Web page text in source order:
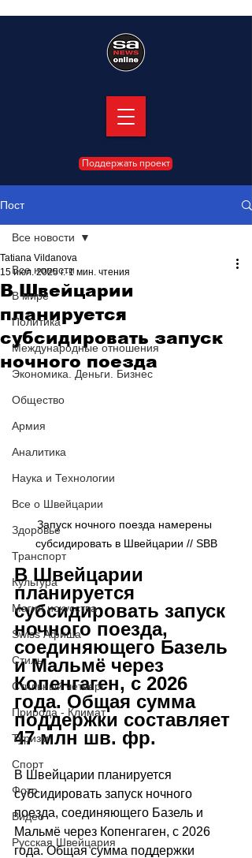
Поддержать проект
Пост
Все новости
В мире
Политика
Международные отношения
Экономика. Деньги. Бизнес
Общество
Армия
Аналитика
Наука и Технологии
Все о Швейцарии
Здоровье
Транспорт
Культура
Магия искусства
Swiss Афиша
Стиль
Стильный четверг
Природа - Климат
Туризм
Спорт
Фото
Видео
Русская Швейцария
Все новости
В Швейцарии
планируется
субсидировать запуск
ночного поезда
Tatiana Vildanova
15 июл. 2025 г. 1 мин. чтения
Запуск ночного поезда намерены
субсидировать в Швейцарии // SBB
В Швейцарии
планируется
субсидировать запуск
ночного поезда,
соединяющего Базель
и Мальмё через
Копенгаген, с 2026
года. Общая сумма
поддержки составляет
47 млн шв. фр.
В Швейцарии планируется
субсидировать запуск ночного
поезда, соединяющего Базель и
Мальмё через Копенгаген, с 2026
года. Общая сумма поддержки